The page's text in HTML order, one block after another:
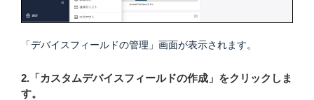
「デバイスフィールドの管理」画面が表示されます。
2.「カスタムデバイスフィールドの作成」をクリックしま
す。